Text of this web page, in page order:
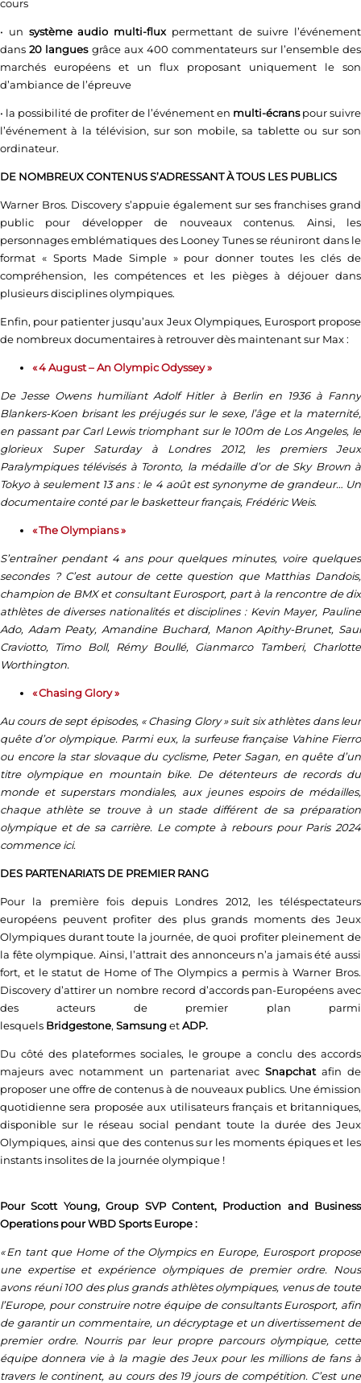
cours
• un système audio multi-flux permettant de suivre l’événement
dans20 languesgrâce aux 400 commentateurs sur l’ensemble des
marchés européens et un flux proposant uniquement le son
d’ambiance de l’épreuve
• la possibilité de profiter de l’événement en multi-écranspour suivre
l’événement à la télévision, sur son mobile, sa tablette ou sur son
ordinateur.
DE NOMBREUX CONTENUS S’ADRESSANT À TOUS LES PUBLICS
Warner Bros. Discovery s’appuie également sur ses franchises grand
public pour développer de nouveaux contenus. Ainsi, les
personnages emblématiques des Looney Tunes se réuniront dans le
format « Sports Made Simple » pour donner toutes les clés de
compréhension, les compétences et les pièges à déjouer dans
plusieurs disciplines olympiques.
Enfin, pour patienter jusqu’aux Jeux Olympiques, Eurosport propose
de nombreux documentaires à retrouver dès maintenant sur Max :
« 4 August – An Olympic Odyssey »
De Jesse Owens humiliant Adolf Hitler à Berlin en 1936 à Fanny
Blankers-Koen brisant les préjugés sur le sexe, l’âge et la maternité,
en passant par Carl Lewis triomphant sur le 100m de Los Angeles, le
glorieux Super Saturday à Londres 2012, les premiers Jeux
Paralympiques télévisés à Toronto, la médaille d’or de Sky Brown à
Tokyo à seulement 13 ans : le 4 août est synonyme de grandeur… Un
documentaire conté par le basketteur français, Frédéric Weis.
« The Olympians »
S’entraîner pendant 4 ans pour quelques minutes, voire quelques
secondes ? C’est autour de cette question que Matthias Dandois,
champion de BMX et consultant Eurosport, part à la rencontre de dix
athlètes de diverses nationalités et disciplines : Kevin Mayer, Pauline
Ado, Adam Peaty, Amandine Buchard, Manon Apithy-Brunet, Saul
Craviotto, Timo Boll, Rémy Boullé, Gianmarco Tamberi, Charlotte
Worthington.
« Chasing Glory »
Au cours de sept épisodes, « Chasing Glory » suit six athlètes dans leur
quête d’or olympique. Parmi eux, la surfeuse française Vahine Fierro
ou encore la star slovaque du cyclisme, Peter Sagan, en quête d’un
titre olympique en mountain bike. De détenteurs de records du
monde et superstars mondiales, aux jeunes espoirs de médailles,
chaque athlète se trouve à un stade différent de sa préparation
olympique et de sa carrière. Le compte à rebours pour Paris 2024
commence ici.
DES PARTENARIATS DE PREMIER RANG
Pour la première fois depuis Londres 2012, les téléspectateurs
européens peuvent profiter des plus grands moments des Jeux
Olympiques durant toute la journée, de quoi profiter pleinement de
la fête olympique. Ainsi, l’attrait des annonceurs n’a jamais été aussi
fort, et le statut de Home of The Olympics a permis à Warner Bros.
Discovery d’attirer un nombre record d’accords pan-Européens avec
des acteurs de premier plan parmi
lesquels Bridgestone, SamsungetADP.
Du côté des plateformes sociales, le groupe a conclu des accords
majeurs avec notamment un partenariat avec Snapchatafin de
proposer une offre de contenus à de nouveaux publics. Une émission
quotidienne sera proposée aux utilisateurs français et britanniques,
disponible sur le réseau social pendant toute la durée des Jeux
Olympiques, ainsi que des contenus sur les moments épiques et les
instants insolites de la journée olympique !
Pour Scott Young, Group SVP Content, Production and Business
Operations pour WBD Sports Europe :
« En tant que Home of the Olympics en Europe, Eurosport propose
une expertise et expérience olympiques de premier ordre. Nous
avons réuni 100 des plus grands athlètes olympiques, venus de toute
l’Europe, pour construire notre équipe de consultants Eurosport, afin
de garantir un commentaire, un décryptage et un divertissement de
premier ordre. Nourris par leur propre parcours olympique, cette
équipe donnera vie à la magie des Jeux pour les millions de fans à
travers le continent, au cours des 19 jours de compétition. C’est une